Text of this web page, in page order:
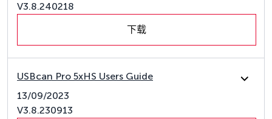
V3.8.240218
下载
USBcan Pro 5xHS Users Guide
13/09/2023
V3.8.230913